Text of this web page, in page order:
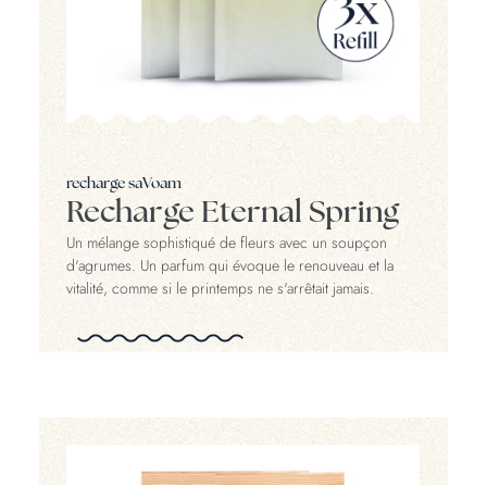
recharge saVoam
Recharge Eternal Spring
Un mélange sophistiqué de fleurs avec un soupçon
d'agrumes. Un parfum qui évoque le renouveau et la
vitalité, comme si le printemps ne s'arrêtait jamais.